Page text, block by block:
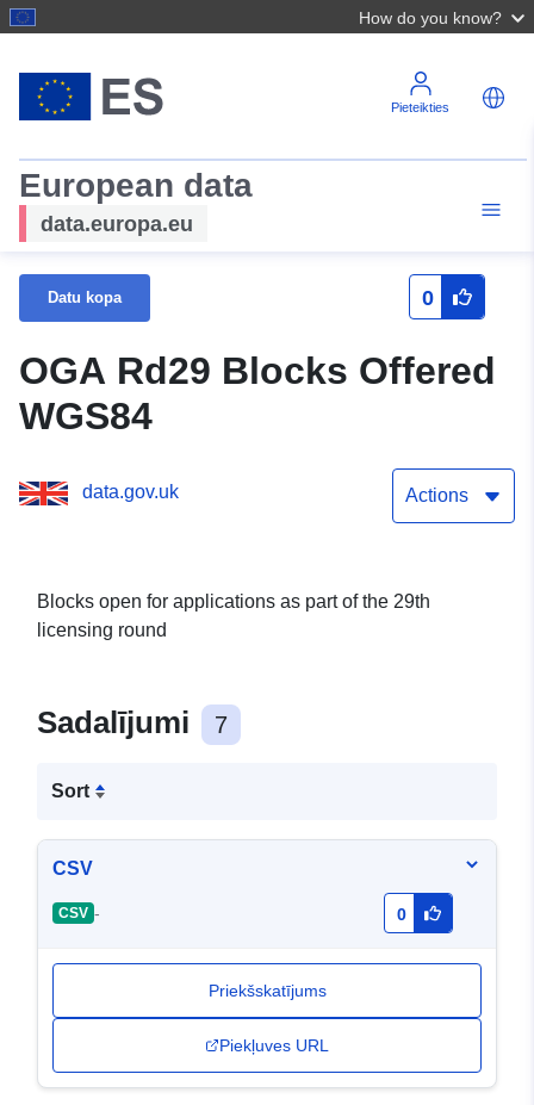
How do you know?
Pieteikties
European data
data.europa.eu
Datu kopa 0
OGA Rd29 Blocks Offered
WGS84
data.gov.uk Actions
Blocks open for applications as part of the 29th
licensing round
Sadalījumi 7
Sort
CSV
CSV - 0
Priekšskatījums
Piekļuves URL